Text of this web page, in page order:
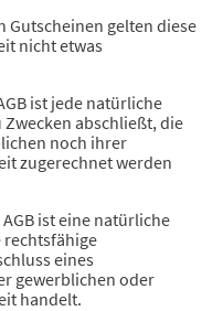
Gutscheinen gelten diese
nicht etwas
ist jede natürliche
Zwecken abschließt, die
noch ihrer
zugerechnet werden
ist eine natürliche
eines
gewerblichen oder
handelt.